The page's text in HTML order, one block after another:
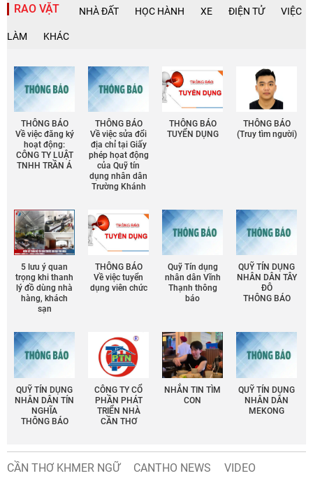
RAO VẶT NHÀ ĐẤT HỌC HÀNH XE ĐIỆN TỬ VIỆC
LÀM KHÁC
THÔNG BÁO
Về việc đăng ký
hoạt động:
CÔNG TY LUẬT
TNHH TRẦN Á
THÔNG BÁO
Về việc sửa đổi
địa chỉ tại Giấy
phép họat động
của Quỹ tín
dụng nhân dân
Trường Khánh
THÔNG BÁO
TUYỂN DỤNG
THÔNG BÁO
(Truy tìm người)
5 lưu ý quan
trọng khi thanh
lý đồ dùng nhà
hàng, khách
sạn
THÔNG BÁO
Về việc tuyển
dụng viên chức
Quỹ Tín dụng
nhân dân Vĩnh
Thạnh thông
báo
QUỸ TÍN DỤNG
NHÂN DÂN TÂY
ĐÔ
THÔNG BÁO
QUỸ TÍN DỤNG
NHÂN DÂN TÍN
NGHĨA
THÔNG BÁO
CÔNG TY CỔ
PHẦN PHÁT
TRIỂN NHÀ
CẦN THƠ
NHẮN TIN TÌM
CON
QUỸ TÍN DỤNG
NHÂN DÂN
MEKONG
CẦN THƠ KHMER NGỮ CANTHO NEWS
VIDEO